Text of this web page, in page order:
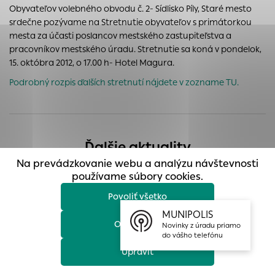
Obyvateľov volebného obvodu č. 2- Sídlisko Píly, Staré mesto
srdečne pozývame na Stretnutie obyvateľov s primátorkou
mesta za účasti poslancov mestského zastupiteľstva a
pracovníkov mestského úradu. Stretnutie sa koná v pondelok,
15. októbra 2012, o 17.00 h- Hotel Magura.
Podrobný rozpis ďalších stretnutí nájdete v zozname TU.
Ďalšie aktuality
Na prevádzkovanie webu a analýzu návštevnosti
používame súbory cookies.
Povoliť všetko
Odmietnuť
Upraviť
prístup k zabezpečeným oblastiam webovej stránky. Bez
týchto súborov cookie nemôže web správne fungovať.
Analytické cookies
Analytické cookies pomáhajú prevádzkovateľovi stránok
pochopiť, ako návštevníci stránok stránku používajú, aby
mohol stránky optimalizovať a ponúknuť im lepšiu
možné ich spojiť s konkrétnou osobou.
Povoliť všetko
Uložiť nastavenia
Viac informácií
MUNIPOLIS
Novinky z úradu priamo
do vášho telefónu